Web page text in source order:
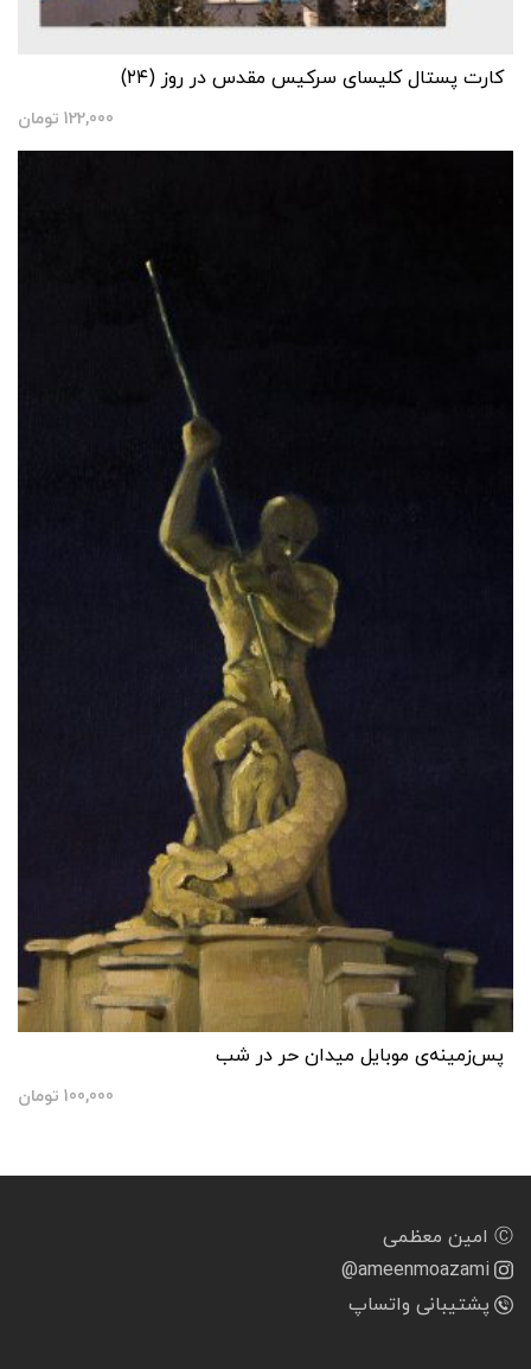
کارت پستال کلیسای سرکیس مقدس در روز (۲۴)
122,000 تومان
پس‌زمینه‌ی موبایل میدان حر در شب
100,000 تومان
Ⓒ امین معظمی
@ameenmoazami
پشتیبانی واتساپ